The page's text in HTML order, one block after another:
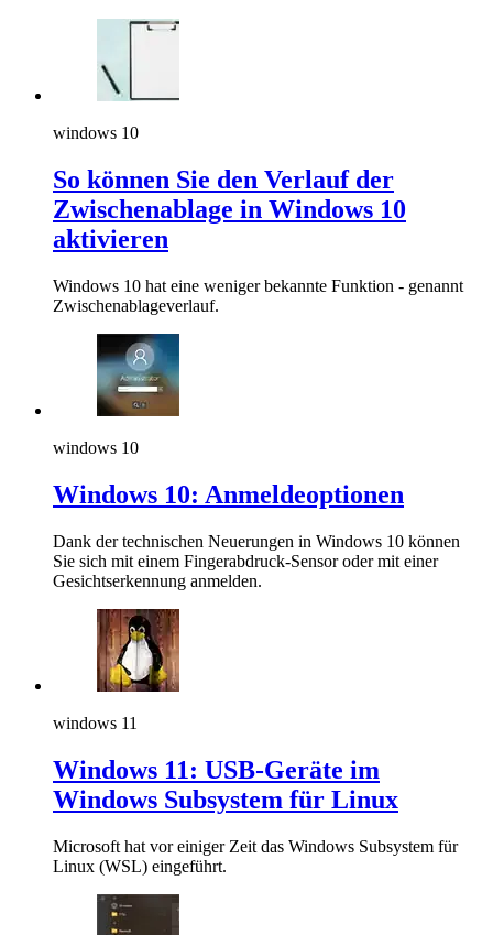
windows 10
So können Sie den Verlauf der
Zwischenablage in Windows 10
aktivieren
Windows 10 hat eine weniger bekannte Funktion - genannt
Zwischenablageverlauf.
windows 10
Windows 10: Anmeldeoptionen
Dank der technischen Neuerungen in Windows 10 können
Sie sich mit einem Fingerabdruck-Sensor oder mit einer
Gesichtserkennung anmelden.
windows 11
Windows 11: USB-Geräte im
Windows Subsystem für Linux
Microsoft hat vor einiger Zeit das Windows Subsystem für
Linux (WSL) eingeführt.